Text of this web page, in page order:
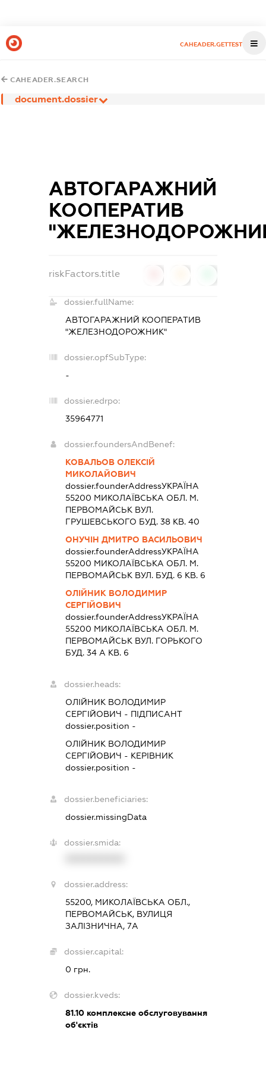
CAHEADER.GETTEST
CAHEADER.SEARCH
document.dossier
АВТОГАРАЖНИЙ
КООПЕРАТИВ
riskFactors.title
dossier.fullName:
АВТОГАРАЖНИЙ КООПЕРАТИВ
"ЖЕЛЕЗНОДОРОЖНИК"
dossier.opfSubType:
-
dossier.edrpo:
35964771
dossier.foundersAndBenef:
КОВАЛЬОВ ОЛЕКСІЙ
МИКОЛАЙОВИЧ
dossier.founderAddressУКРАЇНА
55200 МИКОЛАЇВСЬКА ОБЛ. М.
ПЕРВОМАЙСЬК ВУЛ.
ГРУШЕВСЬКОГО БУД. 38 КВ. 40
ОНУЧІН ДМИТРО ВАСИЛЬОВИЧ
dossier.founderAddressУКРАЇНА
55200 МИКОЛАЇВСЬКА ОБЛ. М.
ПЕРВОМАЙСЬК ВУЛ. БУД. 6 КВ. 6
ОЛІЙНИК ВОЛОДИМИР
СЕРГІЙОВИЧ
dossier.founderAddressУКРАЇНА
55200 МИКОЛАЇВСЬКА ОБЛ. М.
ПЕРВОМАЙСЬК ВУЛ. ГОРЬКОГО
БУД. 34 А КВ. 6
dossier.heads:
ОЛІЙНИК ВОЛОДИМИР
СЕРГІЙОВИЧ - ПІДПИСАНТ
dossier.position -
ОЛІЙНИК ВОЛОДИМИР
СЕРГІЙОВИЧ - КЕРІВНИК
dossier.position -
dossier.beneficiaries:
dossier.missingData
dossier.smida:
dossier.address:
55200, МИКОЛАЇВСЬКА ОБЛ.,
ПЕРВОМАЙСЬК, ВУЛИЦЯ
ЗАЛІЗНИЧНА, 7А
dossier.capital:
0 грн.
dossier.kveds:
81.10комплексне обслуговування
об'єктів